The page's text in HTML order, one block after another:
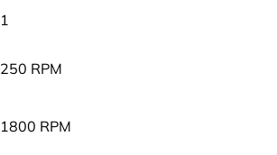
1
250 RPM
1800 RPM